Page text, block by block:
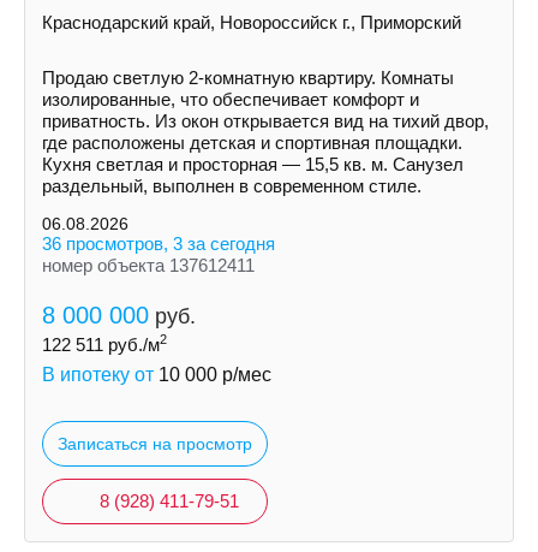
Краснодарский край, Новороссийск г., Приморский
Продаю светлую 2-комнатную квартиру. Комнаты
изолированные, что обеспечивает комфорт и
приватность. Из окон открывается вид на тихий двор,
где расположены детская и спортивная площадки.
Кухня светлая и просторная — 15,5 кв. м. Санузел
раздельный, выполнен в современном стиле.
06.08.2026
36 просмотров, 3 за сегодня
номер объекта 137612411
8 000 000 руб.
122 511 руб./м2
В ипотеку от 10 000 р/мес
Записаться на просмотр
8 (928) 411-79-51